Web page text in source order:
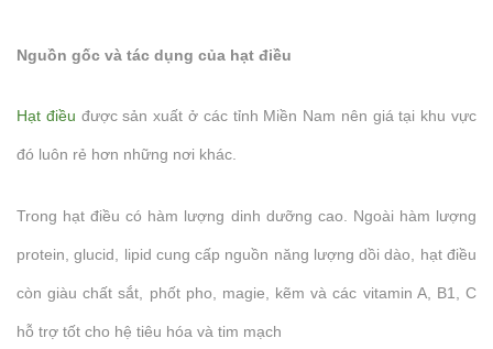
Nguồn gốc và tác dụng của hạt điều
Hạt điều được sản xuất ở các tỉnh Miền Nam nên giá tại khu vực
đó luôn rẻ hơn những nơi khác.
Trong hạt điều có hàm lượng dinh dưỡng cao. Ngoài hàm lượng
protein, glucid, lipid cung cấp nguồn năng lượng dồi dào, hạt điều
còn giàu chất sắt, phốt pho, magie, kẽm và các vitamin A, B1, C
hỗ trợ tốt cho hệ tiêu hóa và tim mạch